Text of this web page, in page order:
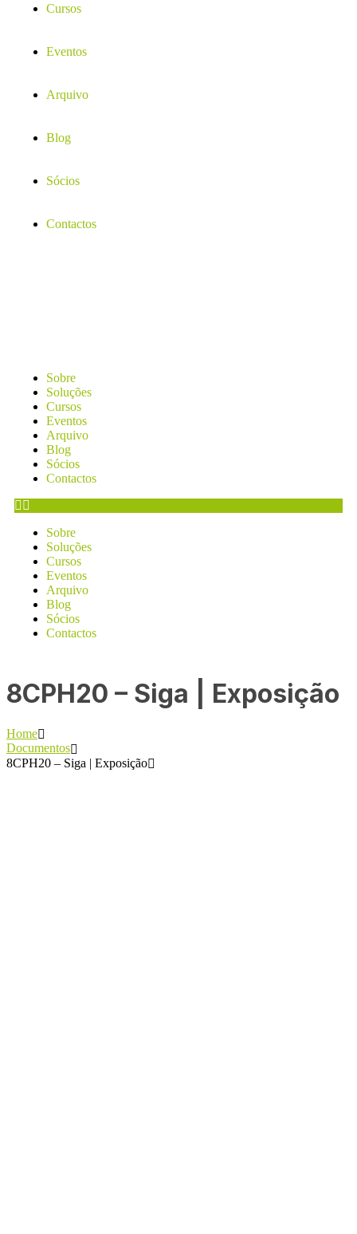
Cursos
Eventos
Arquivo
Blog
Sócios
Contactos
Sobre
Soluções
Cursos
Eventos
Arquivo
Blog
Sócios
Contactos
Sobre
Soluções
Cursos
Eventos
Arquivo
Blog
Sócios
Contactos
8CPH20 – Siga | Exposição
Home
Documentos
8CPH20 – Siga | Exposição